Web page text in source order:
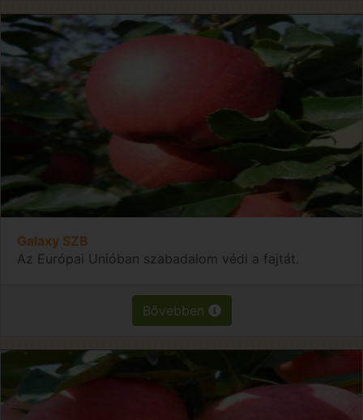
Galaxy SZB
Az Európai Unióban szabadalom védi a fajtát.
Bővebben